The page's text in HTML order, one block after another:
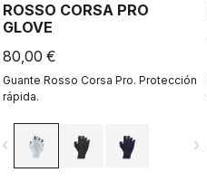
ROSSO CORSA PRO
GLOVE
80,00 €
Guante Rosso Corsa Pro. Protección
rápida.
navigate_next